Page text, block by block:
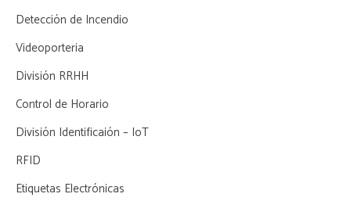
Detección de Incendio
Videoporteria
División RRHH
Control de Horario
División Identificaión – IoT
RFID
Etiquetas Electrónicas